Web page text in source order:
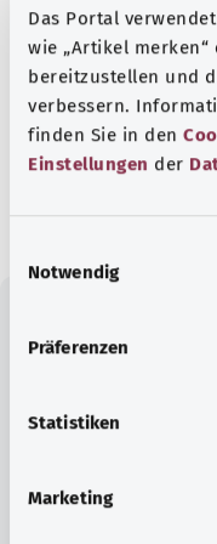
Das Portal
wie „Artikel merken“
bereitzustellen und
verbessern.
finden Sie in den
Einstellungen der
Notwendig
Präferenzen
Statistiken
Marketing
In
und
(IQWiG).
Stand:
Fanden